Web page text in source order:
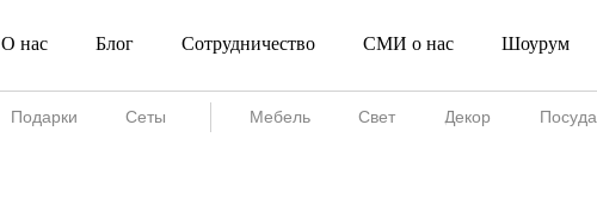
О нас Блог Сотрудничество СМИ о нас Шоурум
О нас Блог СМИ о нас
Сотрудничество
Подарки Посуда
Декор
Свет
Мебель
Сеты